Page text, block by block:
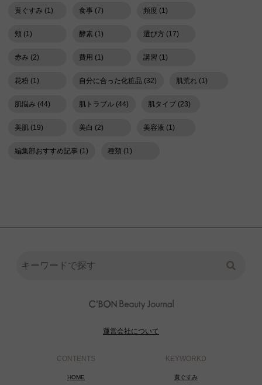
黄ぐすみ (1) 食事 (7) 頻度 (1)
頬 (1) 酵素 (1) 選び方 (17)
赤み (2) 費用 (1) 講習 (1)
花粉 (1) 自分に合った化粧品 (32) 肌荒れ (1)
肌悩み (44) 肌トラブル (44) 肌タイプ (23)
美肌 (19) 美白 (2) 美容液 (1)
編集部おすすめ記事 (1) 種類 (1)
運営会社について
CONTENTS
HOME
KEYWORKD
黄ぐすみ